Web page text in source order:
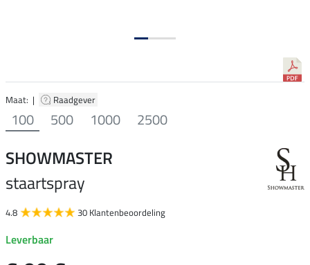
Maat: | Raadgever
100 500 1000 2500
SHOWMASTER
staartspray
4.8 30 Klantenbeoordeling
Leverbaar